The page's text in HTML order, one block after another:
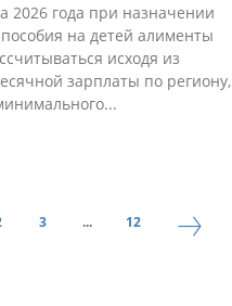
2026 года при назначении
на детей алименты
исходя из
зарплаты по региону,
3 ... 12